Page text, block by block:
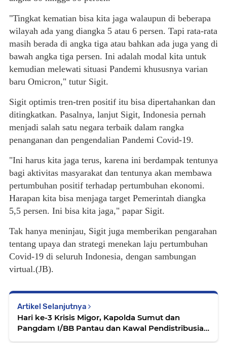
"Tingkat kematian bisa kita jaga walaupun di beberapa
wilayah ada yang diangka 5 atau 6 persen. Tapi rata-rata
masih berada di angka tiga atau bahkan ada juga yang di
bawah angka tiga persen. Ini adalah modal kita untuk
kemudian melewati situasi Pandemi khususnya varian
baru Omicron," tutur Sigit.
Sigit optimis tren-tren positif itu bisa dipertahankan dan
ditingkatkan. Pasalnya, lanjut Sigit, Indonesia pernah
menjadi salah satu negara terbaik dalam rangka
penanganan dan pengendalian Pandemi Covid-19.
"Ini harus kita jaga terus, karena ini berdampak tentunya
bagi aktivitas masyarakat dan tentunya akan membawa
pertumbuhan positif terhadap pertumbuhan ekonomi.
Harapan kita bisa menjaga target Pemerintah diangka
5,5 persen. Ini bisa kita jaga," papar Sigit.
Tak hanya meninjau, Sigit juga memberikan pengarahan
tentang upaya dan strategi menekan laju pertumbuhan
Covid-19 di seluruh Indonesia, dengan sambungan
virtual.(JB).
Artikel Selanjutnya
Hari ke-3 Krisis Migor, Kapolda Sumut dan
Pangdam I/BB Pantau dan Kawal Pendistribusian